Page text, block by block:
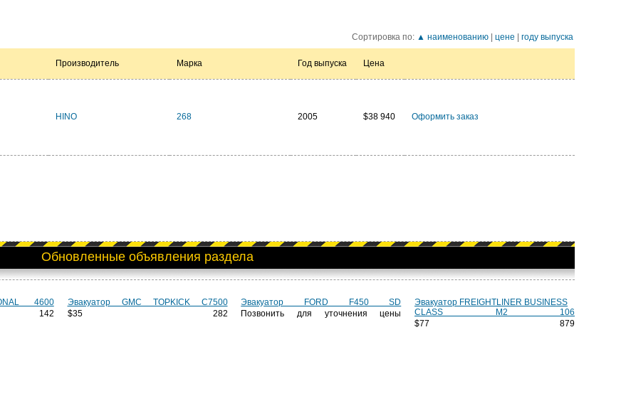
Сортировка по: ▲ наименованию |цене |году выпуска
Производитель Марка Год выпуска Цена
HINO 268 2005 $38 940 Оформить заказ
Обновленные объявления раздела
4600
Эвакуатор GMC TOPKICK C7500
$35 282
Эвакуатор FORD F450 SD
Позвонить для уточнения цены
Эвакуатор FREIGHTLINER BUSINESS
CLASS M2 106
$77 879